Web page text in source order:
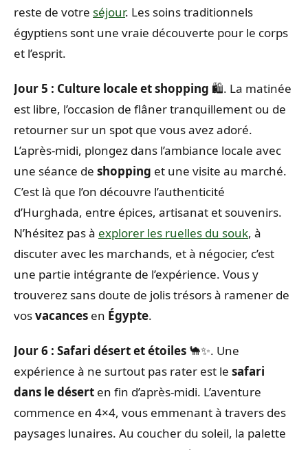
reste de votre séjour. Les soins traditionnels
égyptiens sont une vraie découverte pour le corps
et l’esprit.
Jour 5 : Culture locale et shopping 🛍️. La matinée
est libre, l’occasion de flâner tranquillement ou de
retourner sur un spot que vous avez adoré.
L’après-midi, plongez dans l’ambiance locale avec
une séance de shopping et une visite au marché.
C’est là que l’on découvre l’authenticité
d’Hurghada, entre épices, artisanat et souvenirs.
N’hésitez pas à explorer les ruelles du souk, à
discuter avec les marchands, et à négocier, c’est
une partie intégrante de l’expérience. Vous y
trouverez sans doute de jolis trésors à ramener de
vosvacances en Égypte.
Jour 6 : Safari désert et étoiles 🐪✨. Une
expérience à ne surtout pas rater est le safari
dans le désert en fin d’après-midi. L’aventure
commence en 4×4, vous emmenant à travers des
paysages lunaires. Au coucher du soleil, la palette